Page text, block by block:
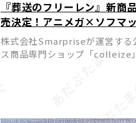
『葬送のフリーレン』新商
売決定！アニメガ×ソフマ
ート
株式会社Smarpriseが運営する
ス商品専門ショップ「colleize